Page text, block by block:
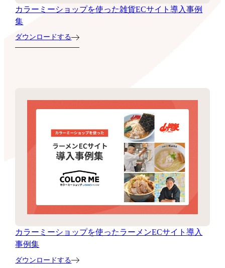
カラーミーショップを使った雑貨ECサイト導入事例
集
ダウンロードする
カラーミーショップを使ったラーメンECサイト導入
事例集
ダウンロードする